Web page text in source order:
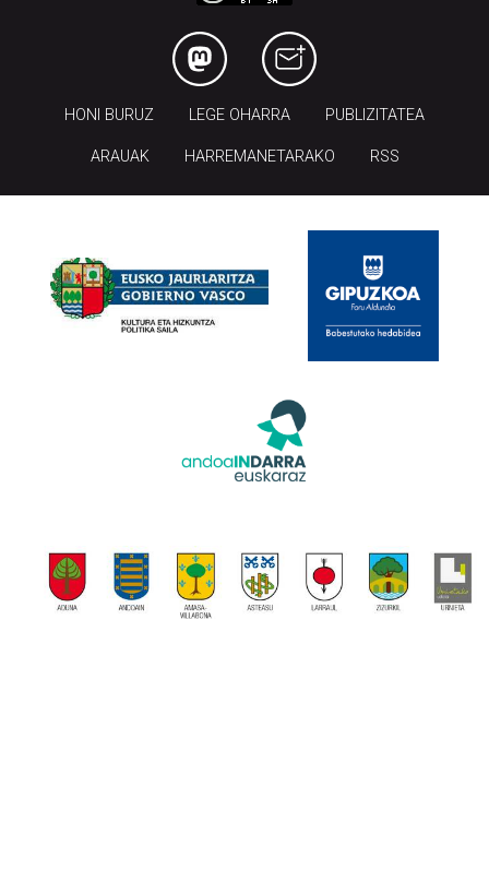
HONI BURUZ LEGE OHARRA PUBLIZITATEA
ARAUAK HARREMANETARAKO RSS